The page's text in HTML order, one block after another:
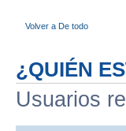
Volver a De todo
¿QUIÉN
Usuarios